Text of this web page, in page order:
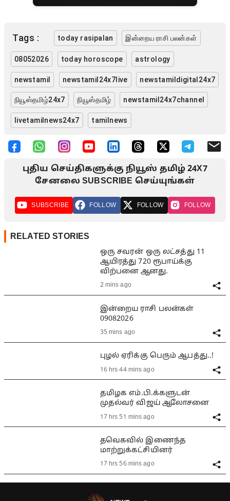
Tags : today rasipalan இன்றைய ராசி பலன்கள்
08052026 today horoscope astrology
newstamil newstamil24x7live newstamildigital24x7
நியூஸ்தமிழ்24x7 நியூஸ்தமிழ் newstamil24x7channel
livetamilnews24x7 tamilnews
புதிய செய்திகளுக்கு நியூஸ் தமிழ் 24X7
சேனலை SUBSCRIBE செய்யுங்கள்
SUBSCRIBE FOLLOW FOLLOW FOLLOW
RELATED STORIES
ஒரு சவரன் ஒரு லட்சத்து 11
ஆயிரத்து 720 ரூபாய்க்கு
விற்பனை ஆனது.
2 mins ago
இன்றைய ராசி பலன்கள்
09082026
35 mins ago
புழல் ஏரிக்கு பெரும் ஆபத்து..!
16 hrs 44 mins ago
தமிழக எம்.பி.க்களுடன்
முதல்வர் விஜய் ஆலோசனை
17 hrs 51 mins ago
தவெகவில் இணைந்த
மாற்றுக்கட்சியினர்
17 hrs 56 mins ago